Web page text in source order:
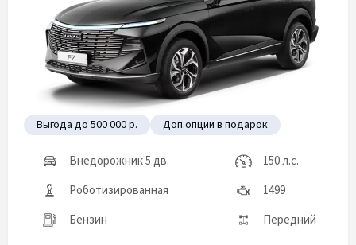
Выгода до 500 000 р. Доп.опции в подарок
Внедорожник 5 дв.
150 л.с.
Роботизированная
1499
Бензин
Передний